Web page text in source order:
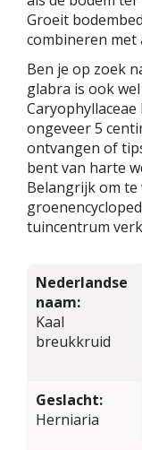
Groeit
combineren met
Ben je op zoek
glabra is ook
ongeveer 5
ontvangen of
bent van harte
Belangrijk om te
tuincentrum
Nederlandse
naam:
Kaal
breukkruid
Geslacht:
Herniaria